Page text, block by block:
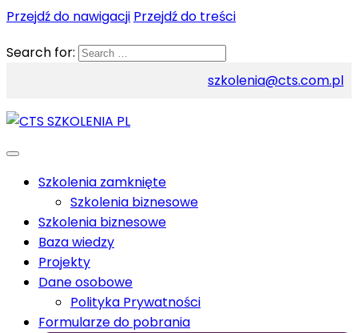
Przejdź do nawigacji Przejdź do treści
Search for:
szkolenia@cts.com.pl
Szkolenia zamknięte
Szkolenia biznesowe
Szkolenia biznesowe
Baza wiedzy
Projekty
Dane osobowe
Polityka Prywatności
Formularze do pobrania